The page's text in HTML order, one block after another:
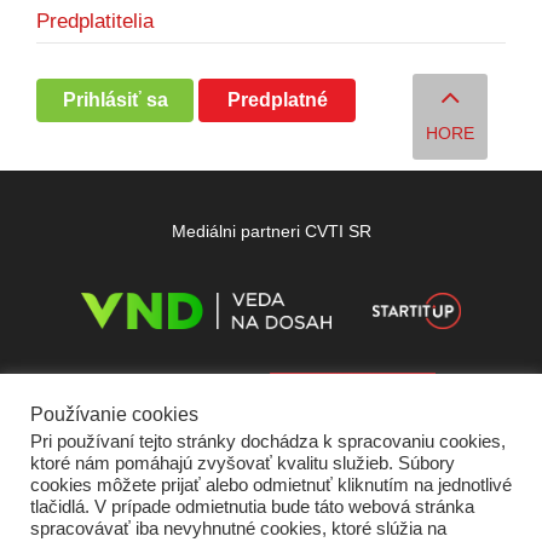
Predplatitelia
Prihlásiť sa Predplatné
HORE
Mediálni partneri CVTI SR
Používanie cookies
Pri používaní tejto stránky dochádza k spracovaniu cookies,
ktoré nám pomáhajú zvyšovať kvalitu služieb. Súbory
cookies môžete prijať alebo odmietnuť kliknutím na jednotlivé
tlačidlá. V prípade odmietnutia bude táto webová stránka
spracovávať iba nevyhnutné cookies, ktoré slúžia na